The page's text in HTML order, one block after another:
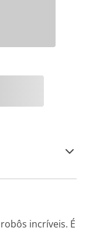
incríveis. É